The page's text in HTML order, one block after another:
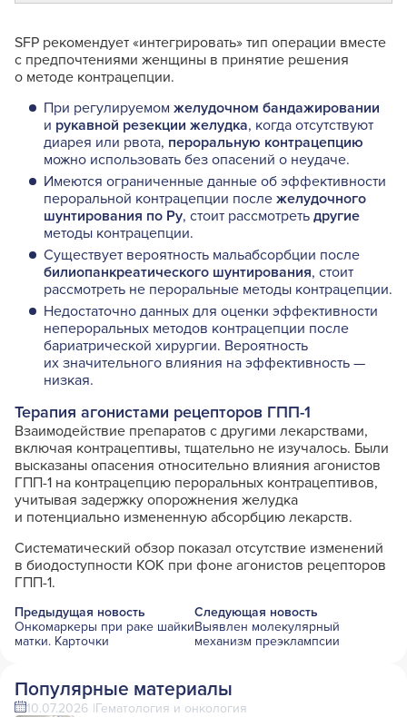
SFP рекомендует «интегрировать» тип операции вместе
с предпочтениями женщины в принятие решения
о методе контрацепции.
При регулируемом желудочном бандажировании
и рукавной резекции желудка, когда отсутствуют
диарея или рвота, пероральную контрацепцию
можно использовать без опасений о неудаче.
Имеются ограниченные данные об эффективности
пероральной контрацепции после желудочного
шунтирования по Ру, стоит рассмотреть другие
методы контрацепции.
Существует вероятность мальабсорбции после
билиопанкреатического шунтирования, стоит
рассмотреть не пероральные методы контрацепции.
Недостаточно данных для оценки эффективности
непероральных методов контрацепции после
бариатрической хирургии. Вероятность
их значительного влияния на эффективность —
низкая.
Терапия агонистами рецепторов ГПП-1
Взаимодействие препаратов с другими лекарствами,
включая контрацептивы, тщательно не изучалось. Были
высказаны опасения относительно влияния агонистов
ГПП-1 на контрацепцию пероральных контрацептивов,
учитывая задержку опорожнения желудка
и потенциально измененную абсорбцию лекарств.
Систематический обзор показал отсутствие изменений
в биодоступности КОК при фоне агонистов рецепторов
ГПП-1.
Предыдущая новость
Онкомаркеры при раке шайки
матки. Карточки
Следующая новость
Выявлен молекулярный
механизм преэклампсии
Популярные материалы
10.07.2026 Гематология и онкология